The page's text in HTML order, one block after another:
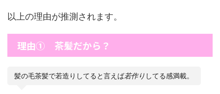
以上の理由が推測されます。
理由① 茶髪だから？
髪の毛茶髪で若造りしてると言えば若作り してる感満載。